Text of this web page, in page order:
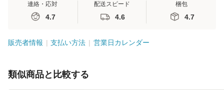
連絡・応対
4.7
配送スピード
4.6
梱包
4.7
販売者情報 支払い方法 営業日カレンダー
類似商品と比較する